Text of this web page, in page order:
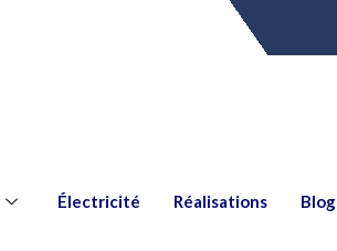
Électricité Réalisations Blog